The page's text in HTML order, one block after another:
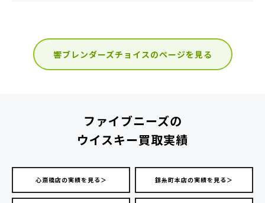
響ブレンダーズチョイスのページを見る
ファイブニーズの
ウイスキー買取実績
心斎橋店の実績を見る＞ 錦糸町本店の実績を見る＞